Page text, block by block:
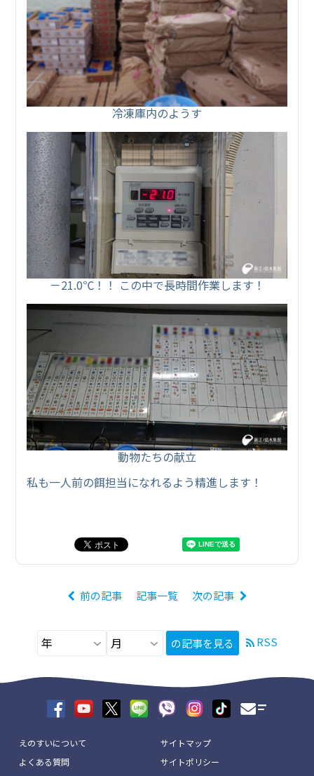
冷凍庫内のようす
－21.0℃！！ この中で長時間作業します！
動物たちの献立
私も一人前の餌担当になれるよう精進します！
前の記事 記事一覧 次の記事
の記事を見る RSS
えのすいについて
よくある質問
サイトマップ
サイトポリシー